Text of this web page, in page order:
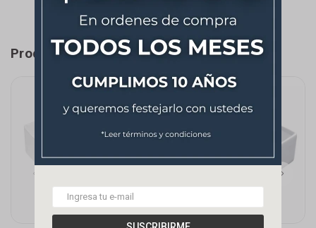
Productos que te pueden interesar